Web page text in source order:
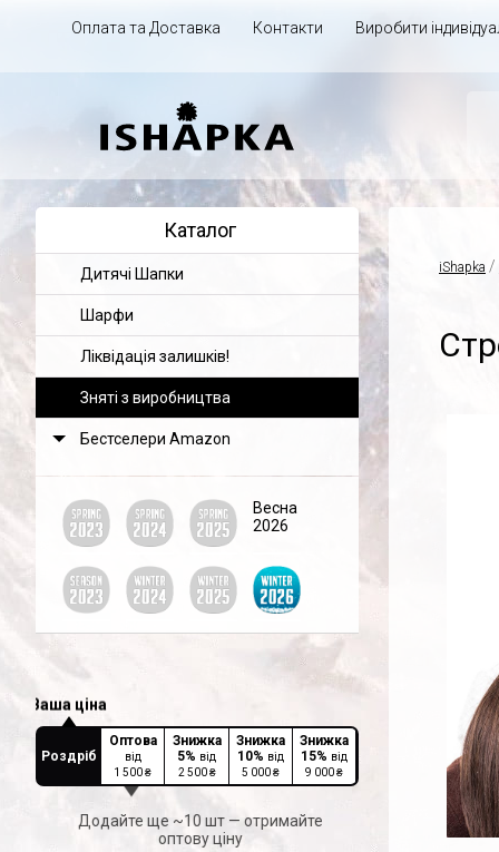
Оплата та Доставка Контакти Виробити
Каталог
Дитячі Шапки
Шарфи
Ліквідація залишків!
Зняті з виробництва
Бестселери Amazon
Весна
2026
Роздріб
Оптова
від
1 500₴
Знижка
5% від
2 500₴
Знижка
10% від
5 000₴
Знижка
15% від
9 000₴
Додайте ще ~10 шт — отримайте
оптову ціну
iShapka /